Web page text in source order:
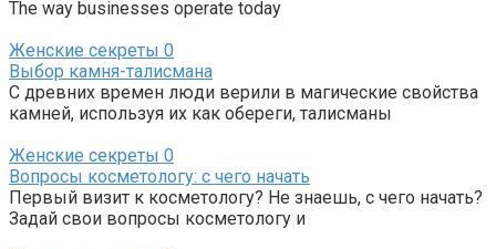
The way businesses operate today
Женские секреты 0
Выбор камня-талисмана
С древних времен люди верили в магические свойства
камней, используя их как обереги, талисманы
Женские секреты 0
Вопросы косметологу: с чего начать
Первый визит к косметологу? Не знаешь, с чего начать?
Задай свои вопросы косметологу и